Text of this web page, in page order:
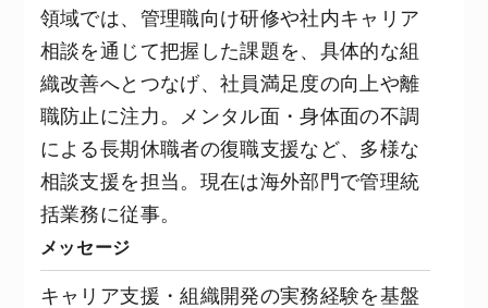
領域では、管理職向け研修や社内キャリア
相談を通じて把握した課題を、具体的な組
織改善へとつなげ、社員満足度の向上や離
職防止に注力。メンタル面・身体面の不調
による長期休職者の復職支援など、多様な
相談支援を担当。現在は海外部門で管理統
括業務に従事。
メッセージ
キャリア支援・組織開発の実務経験を基盤